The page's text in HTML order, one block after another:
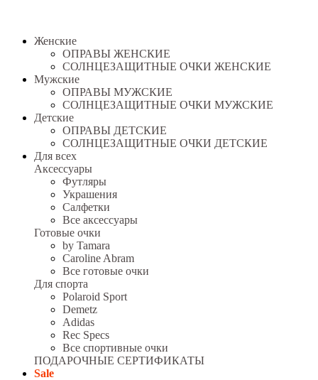
Женские
ОПРАВЫ ЖЕНСКИЕ
СОЛНЦЕЗАЩИТНЫЕ ОЧКИ ЖЕНСКИЕ
Мужские
ОПРАВЫ МУЖСКИЕ
СОЛНЦЕЗАЩИТНЫЕ ОЧКИ МУЖСКИЕ
Детские
ОПРАВЫ ДЕТСКИЕ
СОЛНЦЕЗАЩИТНЫЕ ОЧКИ ДЕТСКИЕ
Для всех
Аксессуары
Футляры
Украшения
Салфетки
Все аксессуары
Готовые очки
by Tamara
Caroline Abram
Все готовые очки
Для спорта
Polaroid Sport
Demetz
Adidas
Rec Specs
Все спортивные очки
ПОДАРОЧНЫЕ СЕРТИФИКАТЫ
Sale